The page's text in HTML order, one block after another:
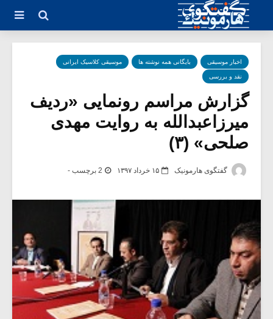
اخبار موسیقی بایگانی همه نوشته ها موسیقی کلاسیک ایرانی
نقد و بررسی
گزارش مراسم رونمایی «ردیف
میرزاعبدالله به روایت مهدی
صلحی» (۳)
گفتگوی هارمونیک ۱۵ خرداد ۱۳۹۷ 2 برچسب -